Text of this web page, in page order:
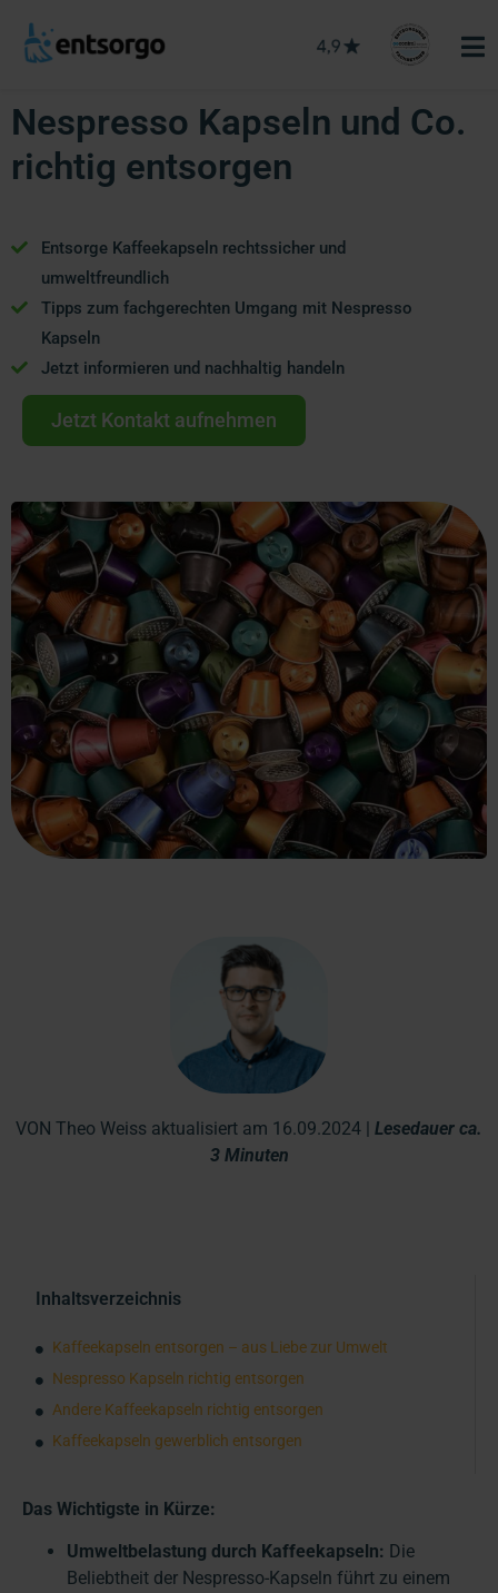
Nespresso Kapseln und Co.
richtig entsorgen
Entsorge Kaffeekapseln rechtssicher und
umweltfreundlich
Tipps zum fachgerechten Umgang mit Nespresso
Kapseln
Jetzt informieren und nachhaltig handeln
Jetzt Kontakt aufnehmen
VON Theo Weiss aktualisiert am 16.09.2024 | Lesedauer ca.
3 Minuten
Inhaltsverzeichnis
Kaffeekapseln entsorgen – aus Liebe zur Umwelt
Nespresso Kapseln richtig entsorgen
Andere Kaffeekapseln richtig entsorgen
Kaffeekapseln gewerblich entsorgen
Das Wichtigste in Kürze:
Umweltbelastung durch Kaffeekapseln: Die
Beliebtheit der Nespresso-Kapseln führt zu einem